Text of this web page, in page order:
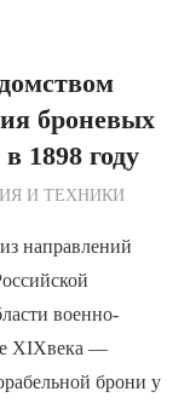
броневых
1898 году
И ТЕХНИКИ
направлений
военно-
XIXвека —
брони у